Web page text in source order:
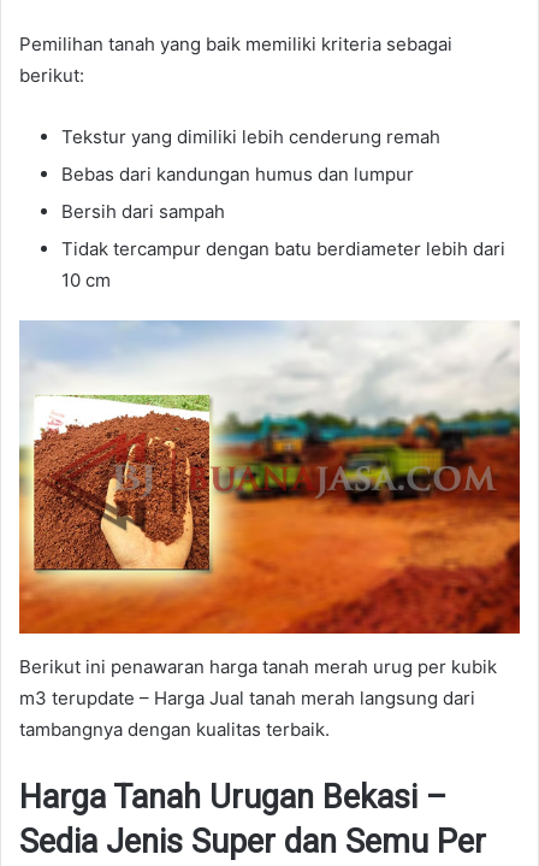
Pemilihan tanah yang baik memiliki kriteria sebagai
berikut:
Tekstur yang dimiliki lebih cenderung remah
Bebas dari kandungan humus dan lumpur
Bersih dari sampah
Tidak tercampur dengan batu berdiameter lebih dari
10 cm
Berikut ini penawaran harga tanah merah urug per kubik
m3 terupdate – Harga Jual tanah merah langsung dari
tambangnya dengan kualitas terbaik.
Harga Tanah Urugan Bekasi –
Sedia Jenis Super dan Semu Per